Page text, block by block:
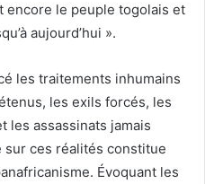
encore le peuple togolais et
aujourd’hui ».
les traitements inhumains
les exils forcés, les
les assassinats jamais
ces réalités constitue
Évoquant les